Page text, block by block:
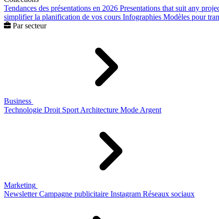
Tendances des présentations en 2026 Presentations that suit any
simplifier la planification de vos cours Infographies Modèles pour
Par secteur
Business
Technologie Droit Sport Architecture Mode Argent
Marketing
Newsletter Campagne publicitaire Instagram Réseaux sociaux